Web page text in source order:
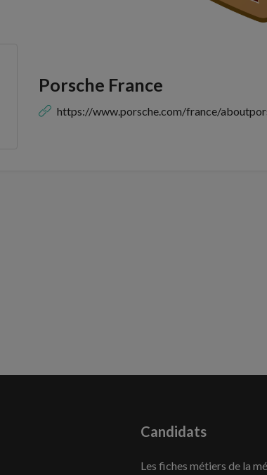
Porsche France
https://www.porsche.com/france/
Candidats
Les fiches métiers de la